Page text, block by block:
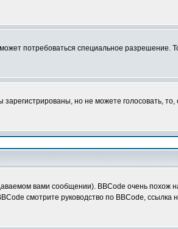
потребоваться специальное разрешение.
но не можете голосовать, то,
вами сообщении). BBCode очень похож
смотрите руководство по BBCode, ссылка